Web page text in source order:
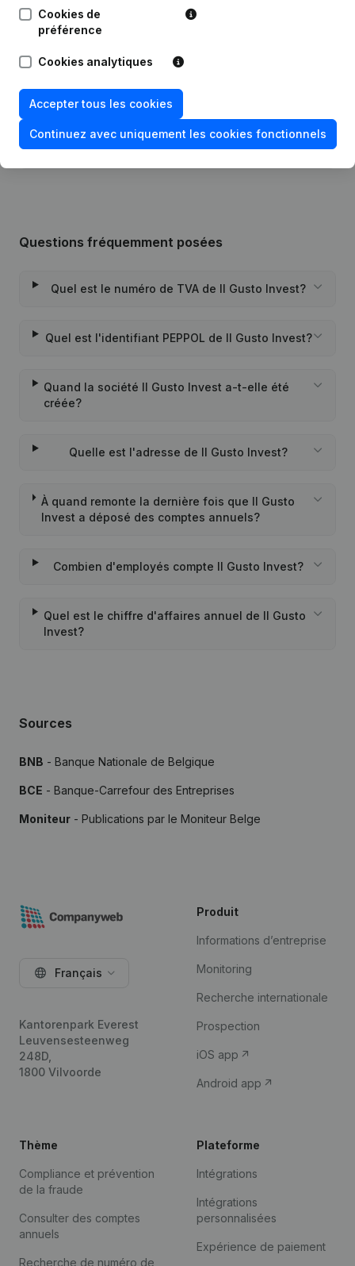
(Traduction, Coordination, Autres
Modifications, …)
01-12-2025 Siège Social
26-02-2024
Statuts (Traduction, Coordination,
Autres Modifications,...)
01-02-2018 Siège Social(NL)
Questions fréquemment posées
Quel est le numéro de TVA de Il Gusto Invest?
Quel est l'identifiant PEPPOL de Il Gusto Invest?
Quand la société Il Gusto Invest a-t-elle été
créée?
Quelle est l'adresse de Il Gusto Invest?
À quand remonte la dernière fois que Il Gusto
Invest a déposé des comptes annuels?
Combien d'employés compte Il Gusto Invest?
Quel est le chiffre d'affaires annuel de Il Gusto
Invest?
Sources
BNB - Banque Nationale de Belgique
BCE - Banque-Carrefour des Entreprises
Moniteur - Publications par le Moniteur Belge
Cookies de
préférence
Cookies analytiques
Accepter tous les cookies
Continuez avec uniquement les cookies fonctionnels
Français
Kantorenpark Everest
Leuvensesteenweg
248D,
1800 Vilvoorde
Produit
Informations d’entreprise
Monitoring
Recherche internationale
Prospection
iOS app
Android app
Thème
Compliance et prévention
de la fraude
Consulter des comptes
annuels
Recherche de numéro de
Plateforme
Intégrations
Intégrations
personnalisées
Expérience de paiement